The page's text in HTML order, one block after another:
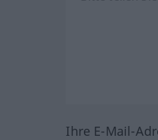
Ihre E-Mail-